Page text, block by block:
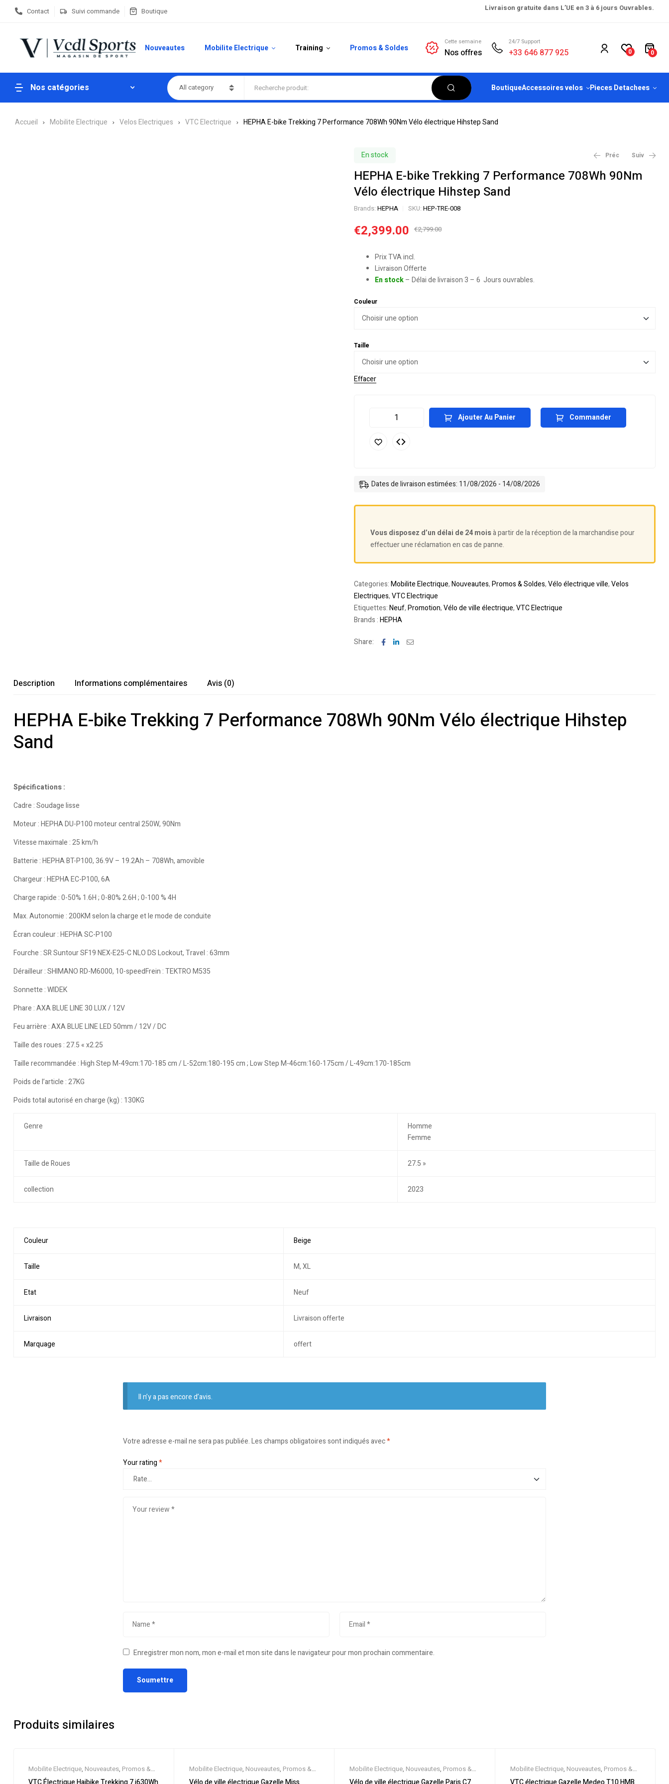
Contact Suivi commande Boutique Livraison gratuite dans L’UE en 3 à 6 jours Ouvrables.
Nouveautes Mobilite Electrique Training Promos & Soldes
Cette semaine
Nos offres
24/7 Support
+33 646 877 925 0 0
Nos catégories All category BoutiqueAccessoires velos Pieces Detachees
Accueil Mobilite Electrique Velos Electriques VTC Electrique HEPHA E-bike Trekking 7 Performance 708Wh 90Nm Vélo électrique Hihstep Sand
En stock Préc Suiv
HEPHA E-bike Trekking 7 Performance 708Wh 90Nm
Vélo électrique Hihstep Sand
Brands: HEPHA SKU: HEP-TRE-008
€2,799.00
€2,399.00
Prix TVA incl.
Livraison Offerte
En stock – Délai de livraison 3 – 6 Jours ouvrables.
Couleur
Taille
Effacer
Ajouter Au Panier Commander
Dates de livraison estimées: 11/08/2026 - 14/08/2026
Vous disposez d’un délai de 24 moisà partir de la réception de la marchandise pour
effectuer une réclamation en cas de panne.
Categories:Mobilite Electrique,Nouveautes,Promos & Soldes,Vélo électrique ville,Velos
Electriques,VTC Electrique
Etiquettes:Neuf,Promotion,Vélo de ville électrique,VTC Electrique
Brands :HEPHA
Share: Facebook
LinkedinEmail
Description Informations complémentaires Avis (0)
HEPHA E-bike Trekking 7 Performance 708Wh 90Nm Vélo électrique Hihstep
Sand
Spécifications :
Cadre : Soudage lisse
Moteur : HEPHA DU-P100 moteur central 250W, 90Nm
Vitesse maximale : 25 km/h
Batterie : HEPHA BT-P100, 36.9V – 19.2Ah – 708Wh, amovible
Chargeur : HEPHA EC-P100, 6A
Charge rapide : 0-50% 1.6H ; 0-80% 2.6H ; 0-100 % 4H
Max. Autonomie : 200KM selon la charge et le mode de conduite
Écran couleur : HEPHA SC-P100
Fourche : SR Suntour SF19 NEX-E25-C NLO DS Lockout, Travel : 63mm
Dérailleur : SHIMANO RD-M6000, 10-speedFrein : TEKTRO M535
Sonnette : WIDEK
Phare : AXA BLUE LINE 30 LUX / 12V
Feu arrière : AXA BLUE LINE LED 50mm / 12V / DC
Taille des roues : 27.5 « x2.25
Taille recommandée : High Step M-49cm:170-185 cm / L-52cm:180-195 cm ; Low Step M-46cm:160-175cm / L-49cm:170-185cm
Poids de l’article : 27KG
Poids total autorisé en charge (kg) : 130KG
Genre
Homme
Femme
Taille de Roues 27.5 »
collection 2023
Couleur Beige
Taille M, XL
Etat Neuf
Livraison Livraison offerte
Marquage offert
Il n’y a pas encore d’avis.
Votre adresse e-mail ne sera pas publiée.Les champs obligatoires sont indiqués avec*
Your rating*
Enregistrer mon nom, mon e-mail et mon site dans le navigateur pour mon prochain commentaire.
Produits similaires
Mobilite Electrique, Nouveautes, Promos &
Soldes,Vélo électrique ville,Velos
Mobilite Electrique, Nouveautes, Promos &
Soldes,Trekking électrique,Vélo électrique
Mobilite Electrique, Nouveautes, Promos &
Soldes,Trekking électrique,Vélo électrique
Mobilite Electrique, Nouveautes, Promos &
Soldes,Trekking électrique,Vélo électrique